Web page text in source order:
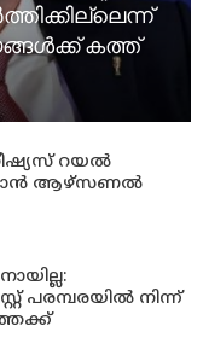
കത്ത്
റയൽ
ആഴ്സണൽ
പരമ്പരയിൽ നിന്ന്